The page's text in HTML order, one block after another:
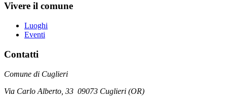
Vivere il comune
Luoghi
Eventi
Contatti
Comune di Cuglieri
Via Carlo Alberto, 33 09073 Cuglieri (OR)